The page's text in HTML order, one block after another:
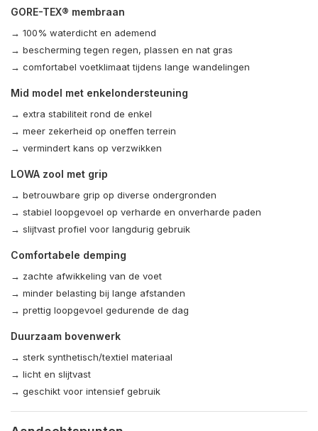
GORE-TEX® membraan
→ 100% waterdicht en ademend
→ bescherming tegen regen, plassen en nat gras
→ comfortabel voetklimaat tijdens lange wandelingen
Mid model met enkelondersteuning
→ extra stabiliteit rond de enkel
→ meer zekerheid op oneffen terrein
→ vermindert kans op verzwikken
LOWA zool met grip
→ betrouwbare grip op diverse ondergronden
→ stabiel loopgevoel op verharde en onverharde paden
→ slijtvast profiel voor langdurig gebruik
Comfortabele demping
→ zachte afwikkeling van de voet
→ minder belasting bij lange afstanden
→ prettig loopgevoel gedurende de dag
Duurzaam bovenwerk
→ sterk synthetisch/textiel materiaal
→ licht en slijtvast
→ geschikt voor intensief gebruik